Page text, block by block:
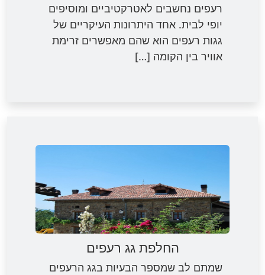
רעפים נחשבים לאטרקטיביים ומוסיפים
יופי לבית. אחד היתרונות העיקריים של
גגות רעפים הוא שהם מאפשרים זרימת
אוויר בין הקומה […]
החלפת גג רעפים
שמתם לב שמספר הבעיות בגג הרעפים